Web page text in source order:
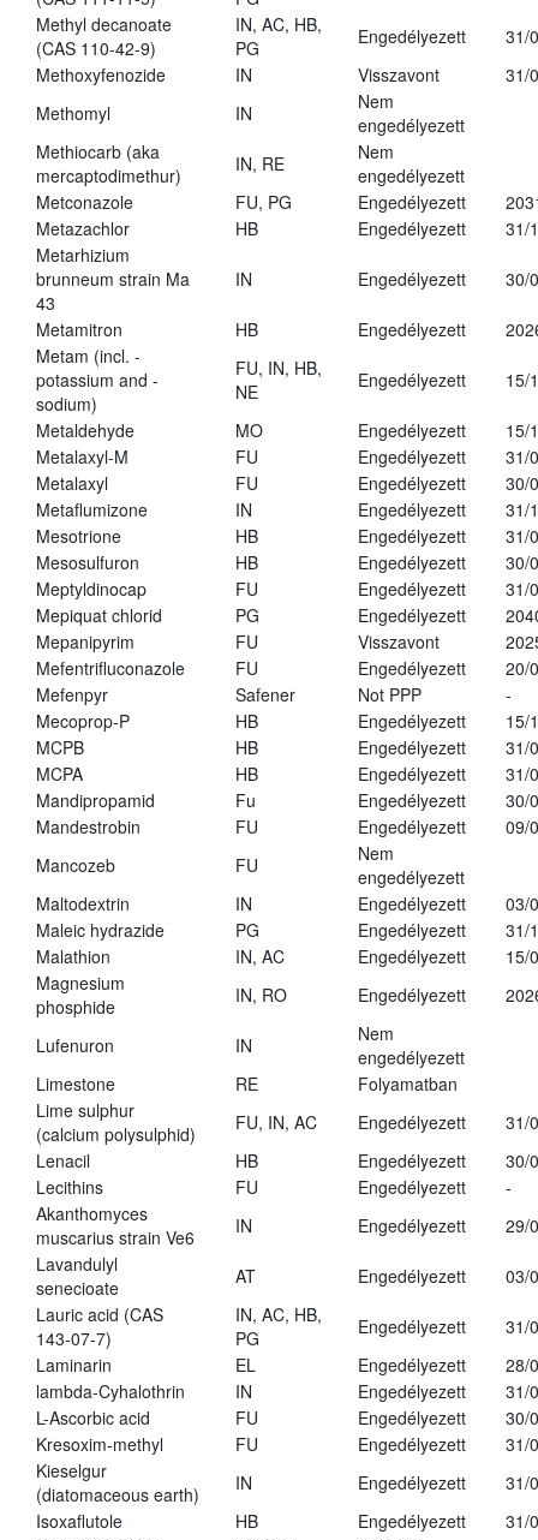
Methyl decanoate
(CAS 110-42-9)
IN, AC, HB,
PG
Engedélyezett
31/
Methoxyfenozide
IN Visszavont
31/
Methomyl
IN
Nem
engedélyezett
Methiocarb (aka
mercaptodimethur)
IN, RE
Nem
engedélyezett
Metconazole
FU, PG Engedélyezett
Metazachlor
HB Engedélyezett
31/
Metarhizium
brunneum strain Ma
43
IN Engedélyezett 30/
Metamitron HB Engedélyezett
Metam (incl. -
potassium and -
sodium)
FU, IN, HB,
NE
Engedélyezett 15/
Metaldehyde MO Engedélyezett
15/
Metalaxyl-M
FU Engedélyezett
31/
Metalaxyl
FU Engedélyezett
30/
Metaflumizone
IN Engedélyezett
31/
Mesotrione
HB Engedélyezett
31/
Mesosulfuron
HB Engedélyezett
30/
Meptyldinocap
FU Engedélyezett
31/
Mepiquat chlorid
PG Engedélyezett
Mepanipyrim
FU Visszavont
Mefentrifluconazole
FU Engedélyezett
20/
Mefenpyr
Safener Not PPP
-
Mecoprop-P
HB Engedélyezett
15/
MCPB
HB Engedélyezett
31/
MCPA
HB Engedélyezett
31/
Mandipropamid
Fu Engedélyezett
30/
Mandestrobin
FU Engedélyezett
09/
Mancozeb
FU
Nem
engedélyezett
Maltodextrin
IN Engedélyezett
03/
Maleic hydrazide
PG Engedélyezett
31/
Malathion
IN, AC Engedélyezett
15/
Magnesium
phosphide
IN, RO Engedélyezett
Lufenuron IN
Nem
engedélyezett
Limestone
RE
Folyamatban
Lime sulphur
(calcium polysulphid)
FU, IN, AC Engedélyezett
31/
Lenacil
HB Engedélyezett
30/
Lecithins
FU Engedélyezett
-
Akanthomyces
muscarius strain Ve6
IN Engedélyezett
29/
Lavandulyl
senecioate
AT Engedélyezett
03/
Lauric acid (CAS
143-07-7)
IN, AC, HB,
PG
Engedélyezett
31/
Laminarin
EL Engedélyezett
28/
lambda-Cyhalothrin
IN Engedélyezett
31/
L-Ascorbic acid
FU Engedélyezett
30/
Kresoxim-methyl
FU Engedélyezett
31/
Kieselgur
(diatomaceous earth)
IN Engedélyezett
31/
Isoxaflutole
HB Engedélyezett
31/